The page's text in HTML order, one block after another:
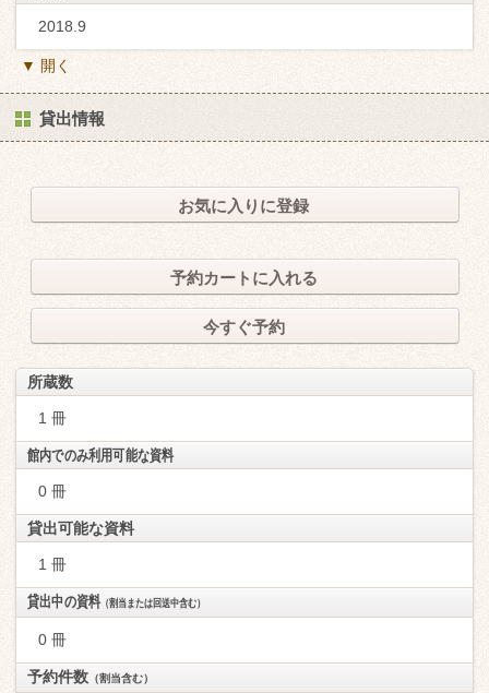
2018.9
▼ 開く
貸出情報
お気に入りに登録
予約カートに入れる
今すぐ予約
所蔵数
1 冊
館内でのみ利用可能な資料
0 冊
貸出可能な資料
1 冊
貸出中の資料（割当または回送中含む）
0 冊
予約件数 （割当含む）